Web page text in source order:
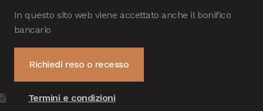
In questo sito web viene accettato anche il bonifico
bancario
Richiedi reso o recesso
Termini e condizioni